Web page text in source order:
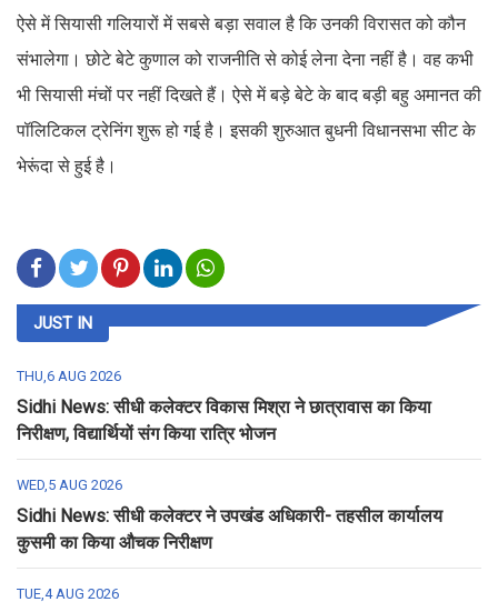
ऐसे में सियासी गलियारों में सबसे बड़ा सवाल है कि उनकी विरासत को कौन
संभालेगा। छोटे बेटे कुणाल को राजनीति से कोई लेना देना नहीं है। वह कभी
भी सियासी मंचों पर नहीं दिखते हैं। ऐसे में बड़े बेटे के बाद बड़ी बहु अमानत की
पॉलिटिकल ट्रेनिंग शुरू हो गई है। इसकी शुरुआत बुधनी विधानसभा सीट के
भेरूंदा से हुई है।
JUST IN
THU,6 AUG 2026
Sidhi News: सीधी कलेक्टर विकास मिश्रा ने छात्रावास का किया
निरीक्षण, विद्यार्थियों संग किया रात्रि भोजन
WED,5 AUG 2026
Sidhi News: सीधी कलेक्टर ने उपखंड अधिकारी- तहसील कार्यालय
कुसमी का किया औचक निरीक्षण
TUE,4 AUG 2026